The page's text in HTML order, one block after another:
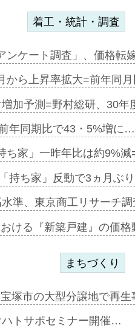
着工・統計・調査
ンケート調査」、価格転
から上昇率拡大=前年同
加予測=野村総研、30年
年同期比で43・5%増に…
ち家」一昨年比は約9%
持ち家」反動で3ヵ月ぶ
準、東京商工リサーチ
ける『新築戸建』の価
まちづくり
塚市の大型分譲地で再
トサポセミナー開催…